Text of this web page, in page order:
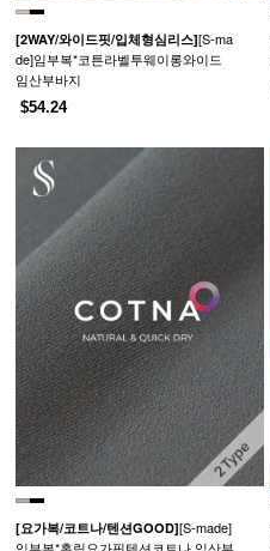
[2WAY/와이드핏/입체형심리스][S-ma
de]임부복*코튼라벨투웨이롱와이드
임산부바지
$54.24
[요가복/코트나/텐션GOOD][S-made]